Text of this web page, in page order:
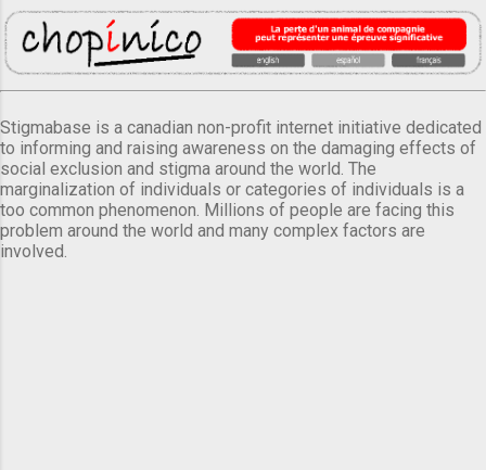
Stigmabase is a canadian non-profit internet initiative dedicated
to informing and raising awareness on the damaging effects of
social exclusion and stigma around the world. The
marginalization of individuals or categories of individuals is a
too common phenomenon. Millions of people are facing this
problem around the world and many complex factors are
involved.